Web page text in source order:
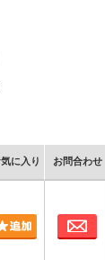
に入り お問合わせ